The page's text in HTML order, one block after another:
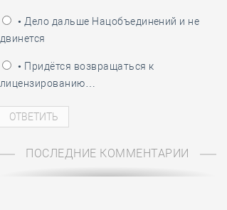
• Дело дальше Нацобъединений и не
двинется
• Придётся возвращаться к
лицензированию…
ПОСЛЕДНИЕ КОММЕНТАРИИ